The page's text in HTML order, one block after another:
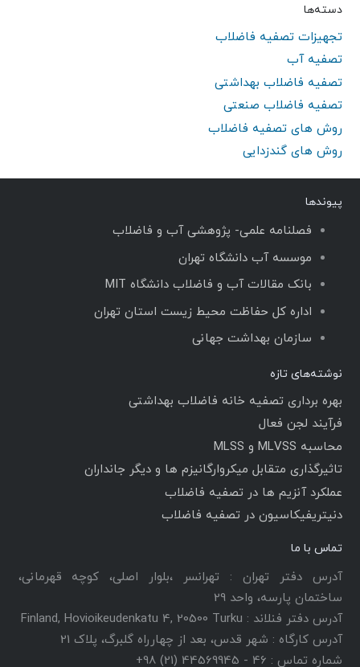
دسته‌ها
تجهیزات تصفیه فاضلاب
تصفیه آب
تصفیه فاضلاب بهداشتی
تصفیه فاضلاب صنعتی
روش های تصفیه فاضلاب
روش های گندزدایی
پیوندها
فصلنامه علمی- پژوهشی آب و فاضلاب
موسسه آب دانشگاه تهران
بانک مقالات آب و فاضلاب دانشگاه MIT
اداره کل حفاظت محیط زیست استان تهران
سازمان بهداشت جهانی
نوشته‌های تازه
بهره برداری تصفیه خانه فاضلاب بهداشتی
فرآیند لجن فعال
محاسبه MLVSS و MLSS
تاثیرگذاری متقابل میکروارگانیزم ها و دیگر جانداران
عملکرد آنزیم ها در تصفیه فاضلاب
دنیتریفیکاسیون در تصفیه فاضلاب
تماس با ما
آدرس دفتر تهران : تهرانسر ،بلوار اصلی، کوچه قهرمانی،
ساختمان پارسه، واحد 29
آدرس دفتر فنلاند : Finland, Hovioikeudenkatu 4, 20500 Turku
آدرس کارگاه : شهر قدس، بعد از چهارراه گلبرگ، پلاک 21
شماره تماس : 46 - 44569945 (21) 98+